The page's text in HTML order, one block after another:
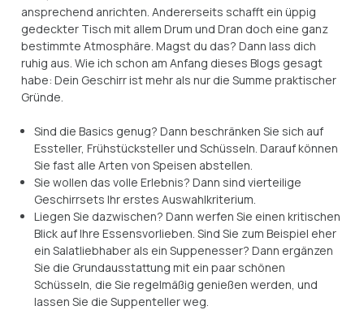
ansprechend anrichten. Andererseits schafft ein üppig
gedeckter Tisch mit allem Drum und Dran doch eine ganz
bestimmte Atmosphäre. Magst du das? Dann lass dich
ruhig aus. Wie ich schon am Anfang dieses Blogs gesagt
habe: Dein Geschirr ist mehr als nur die Summe praktischer
Gründe.
Sind die Basics genug? Dann beschränken Sie sich auf
Essteller, Frühstücksteller und Schüsseln. Darauf können
Sie fast alle Arten von Speisen abstellen.
Sie wollen das volle Erlebnis? Dann sind vierteilige
Geschirrsets Ihr erstes Auswahlkriterium.
Liegen Sie dazwischen? Dann werfen Sie einen kritischen
Blick auf Ihre Essensvorlieben. Sind Sie zum Beispiel eher
ein Salatliebhaber als ein Suppenesser? Dann ergänzen
Sie die Grundausstattung mit ein paar schönen
Schüsseln, die Sie regelmäßig genießen werden, und
lassen Sie die Suppenteller weg.